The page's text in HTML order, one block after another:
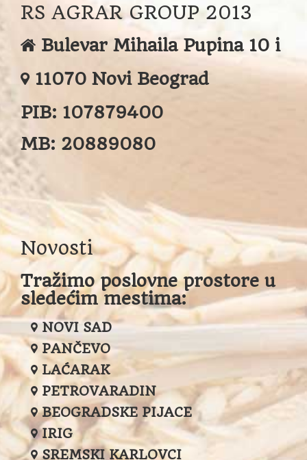
RS AGRAR GROUP 2013
Bulevar Mihaila Pupina 10 i
11070 Novi Beograd
PIB: 107879400
MB: 20889080
Novosti
Tražimo poslovne prostore u
sledećim mestima:
NOVI SAD
PANČEVO
LAĆARAK
PETROVARADIN
BEOGRADSKE PIJACE
IRIG
SREMSKI KARLOVCI